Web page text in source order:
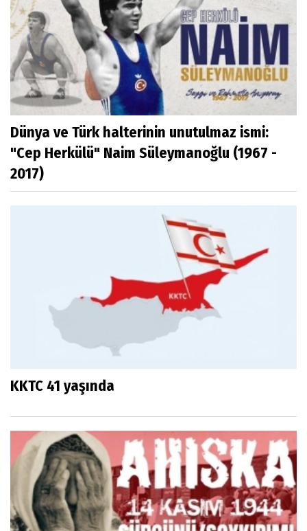
Dünya ve Türk halterinin unutulmaz ismi:
"Cep Herkülü" Naim Süleymanoğlu (1967 -
2017)
KKTC 41 yaşında